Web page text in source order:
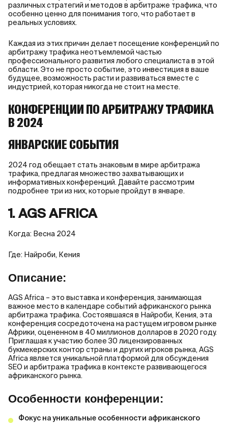
различных стратегий и методов в арбитраже трафика, что
особенно ценно для понимания того, что работает в
реальных условиях.
Каждая из этих причин делает посещение конференций по
арбитражу трафика неотъемлемой частью
профессионального развития любого специалиста в этой
области. Это не просто событие, это инвестиция в ваше
будущее, возможность расти и развиваться вместе с
индустрией, которая никогда не стоит на месте.
КОНФЕРЕНЦИИ ПО АРБИТРАЖУ ТРАФИКА
В 2024
ЯНВАРСКИЕ СОБЫТИЯ
2024 год обещает стать знаковым в мире арбитража
трафика, предлагая множество захватывающих и
информативных конференций. Давайте рассмотрим
подробнее три из них, которые пройдут в январе.
1. AGS AFRICA
Когда: Весна 2024
Где: Найроби, Кения
Описание:
AGS Africa – это выставка и конференция, занимающая
важное место в календаре событий африканского рынка
арбитража трафика. Состоявшаяся в Найроби, Кения, эта
конференция сосредоточена на растущем игровом рынке
Африки, оцененном в 40 миллионов долларов в 2020 году.
Приглашая к участию более 30 лицензированных
букмекерских контор страны и других игроков рынка, AGS
Africa является уникальной платформой для обсуждения
SEO и арбитража трафика в контексте развивающегося
африканского рынка.
Особенности конференции:
Фокус на уникальные особенности африканского